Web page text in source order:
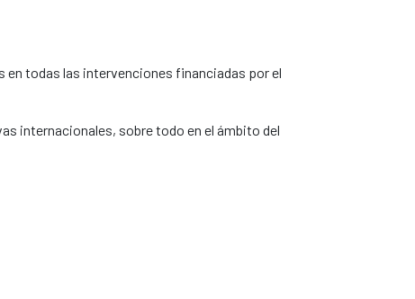
todas las intervenciones financiadas por el
internacionales, sobre todo en el ámbito del